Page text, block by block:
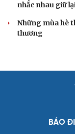
nhắc nhau giữ
Những mùa hè
thương
BÁO